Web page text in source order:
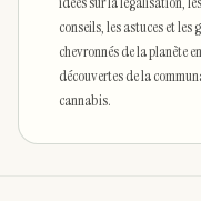
conseils, les astuces et
chevronnés de la planète
découvertes de la
cannabis.